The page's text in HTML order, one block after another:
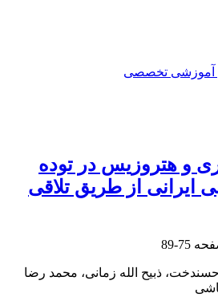
آموزشی تخصصی
و هتروزیس در توده‏
ایرانی از طریق تلاقی
75-89
ذبیح الله زمانی، محمد رضا